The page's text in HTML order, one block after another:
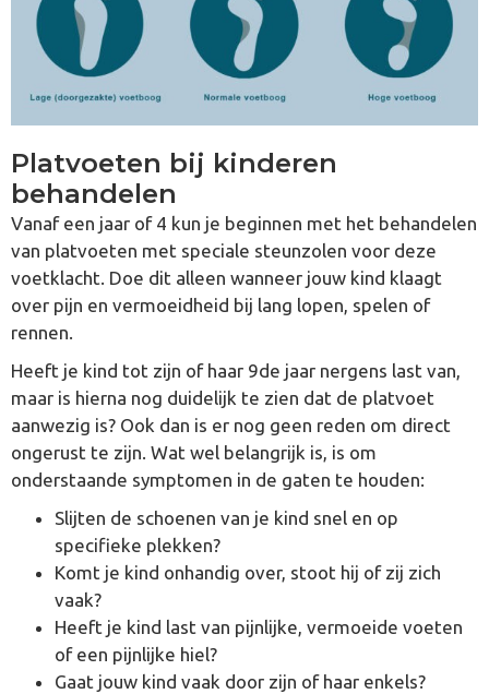
Platvoeten bij kinderen
behandelen
Vanaf een jaar of 4 kun je beginnen met het behandelen
van platvoeten met speciale steunzolen voor deze
voetklacht. Doe dit alleen wanneer jouw kind klaagt
over pijn en vermoeidheid bij lang lopen, spelen of
rennen.
Heeft je kind tot zijn of haar 9de jaar nergens last van,
maar is hierna nog duidelijk te zien dat de platvoet
aanwezig is? Ook dan is er nog geen reden om direct
ongerust te zijn. Wat wel belangrijk is, is om
onderstaande symptomen in de gaten te houden:
Slijten de schoenen van je kind snel en op
specifieke plekken?
Komt je kind onhandig over, stoot hij of zij zich
vaak?
Heeft je kind last van pijnlijke, vermoeide voeten
of een pijnlijke hiel?
Gaat jouw kind vaak door zijn of haar enkels?